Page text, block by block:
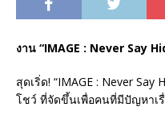
งาน “IMAGE : Never Say
สุดเริ่ด! “IMAGE : Never
โชว์ ที่จัดขึ้นเพื่อคนที่มีปัญหาเ